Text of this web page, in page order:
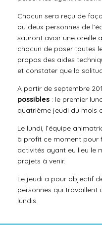
Chacun sera reçu de
ou deux personnes de
sauront avoir une oreille
chacun de poser toutes
propos des aides
et constater que la
A partir de septembre
possibles : le premier
quatrième jeudi du mois
Le lundi, l’équipe
à profit ce moment pour
activités ayant eu lieu le
projets à venir.
Le jeudi a pour objectif
personnes qui travaillent
lundis.